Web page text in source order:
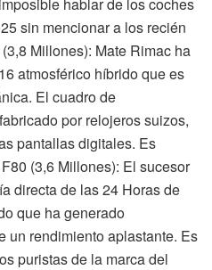
sin mencionar a los recién
Millones): Mate Rimac ha
atmosférico híbrido que es
El cuadro de
por relojeros suizos,
pantallas digitales. Es
(3,6 Millones): El sucesor
directa de las 24 Horas de
que ha generado
un rendimiento aplastante. Es
puristas de la marca del